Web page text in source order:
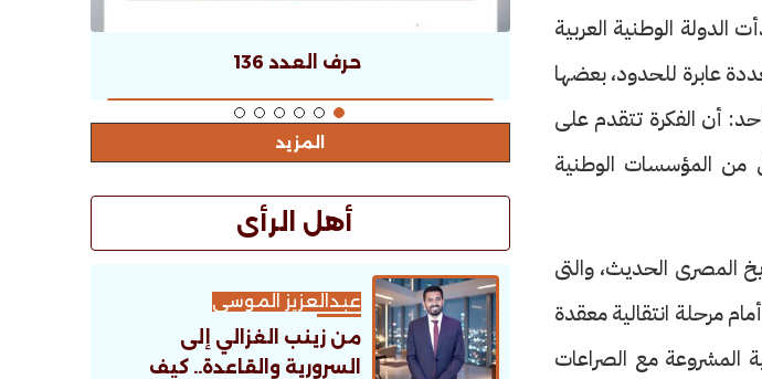
الوطنية العربية
عابرة للحدود، بعضها
أن الفكرة تتقدم على
من المؤسسات الوطنية
المصرى الحديث، والتى
مرحلة انتقالية معقدة
المشروعة مع الصراعات
132 حرف العدد 136
المزيد
أهل الرأى
عبدالعزيز الموسى
من زينب الغزالي إلى
السرورية والقاعدة.. كيف